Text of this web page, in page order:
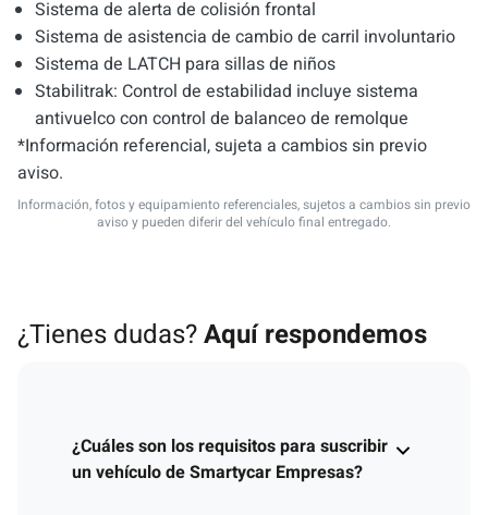
Sistema de alerta de colisión frontal
Sistema de asistencia de cambio de carril involuntario
Sistema de LATCH para sillas de niños
Stabilitrak: Control de estabilidad incluye sistema
antivuelco con control de balanceo de remolque
*Información referencial, sujeta a cambios sin previo
aviso.
Información, fotos y equipamiento referenciales, sujetos a cambios sin previo
aviso y pueden diferir del vehículo final entregado.
¿Tienes dudas?Aquí respondemos
¿Cuáles son los requisitos para suscribir
un vehículo de Smartycar Empresas?